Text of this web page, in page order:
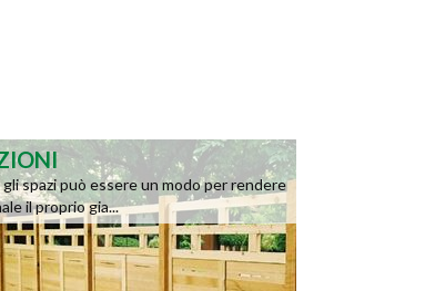
spazi può essere un modo per rendere
il proprio gia...